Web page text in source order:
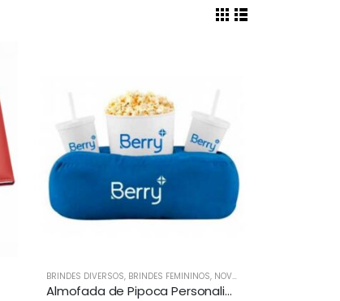
BRINDES DIVERSOS, BRINDES FEMININOS, NOVIDADES DE BRINDES
Almofada de Pipoca Personalizada